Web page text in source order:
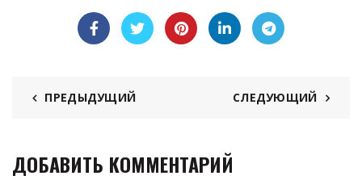
ПРЕДЫДУЩИЙ СЛЕДУЮЩИЙ
ДОБАВИТЬ КОММЕНТАРИЙ